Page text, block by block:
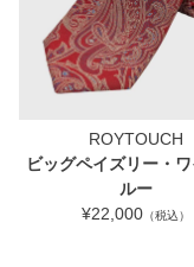
ROYTOUCH
ビッグペイズリー・
ルー
¥22,000 （税込）